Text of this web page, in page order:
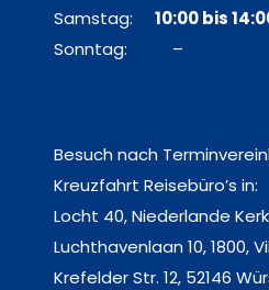
Samstag: 10:00 bis
Sonntag: –
Besuch nach
Kreuzfahrt Reisebüro’s in:
Locht 40, Niederlande
Luchthavenlaan 10, 1800,
Krefelder Str. 12, 52146